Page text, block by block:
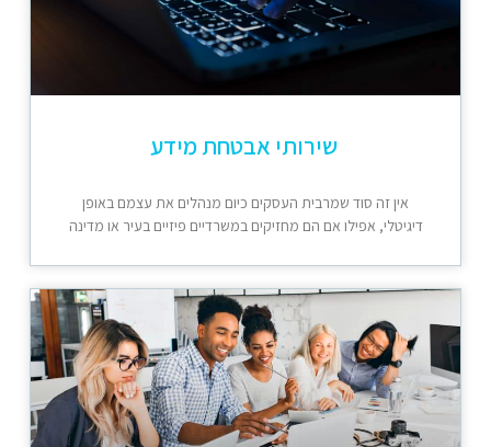
שירותי אבטחת מידע
אין זה סוד שמרבית העסקים כיום מנהלים את עצמם באופן
דיגיטלי, אפילו אם הם מחזיקים במשרדיים פיזיים בעיר או מדינה